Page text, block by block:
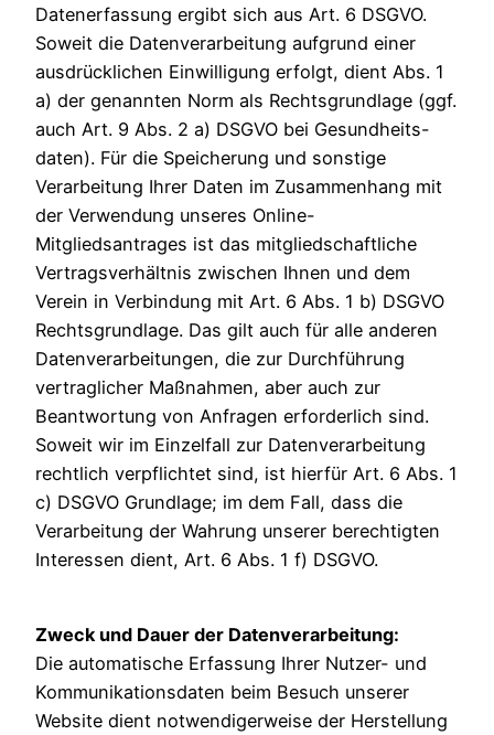
Datenerfassung ergibt sich aus Art. 6 DSGVO.
Soweit die Datenverarbeitung aufgrund einer
ausdrücklichen Einwilligung erfolgt, dient Abs. 1
a) der genannten Norm als Rechtsgrundlage (ggf.
auch Art. 9 Abs. 2 a) DSGVO bei Gesundheits-
daten). Für die Speicherung und sonstige
Verarbeitung Ihrer Daten im Zusammenhang mit
der Verwendung unseres Online-
Mitgliedsantrages ist das mitgliedschaftliche
Vertragsverhältnis zwischen Ihnen und dem
Verein in Verbindung mit Art. 6 Abs. 1 b) DSGVO
Rechtsgrundlage. Das gilt auch für alle anderen
Datenverarbeitungen, die zur Durchführung
vertraglicher Maßnahmen, aber auch zur
Beantwortung von Anfragen erforderlich sind.
Soweit wir im Einzelfall zur Datenverarbeitung
rechtlich verpflichtet sind, ist hierfür Art. 6 Abs. 1
c) DSGVO Grundlage; im dem Fall, dass die
Verarbeitung der Wahrung unserer berechtigten
Interessen dient, Art. 6 Abs. 1 f) DSGVO.
Zweck und Dauer der Datenverarbeitung:
Die automatische Erfassung Ihrer Nutzer- und
Kommunikationsdaten beim Besuch unserer
Website dient notwendigerweise der Herstellung